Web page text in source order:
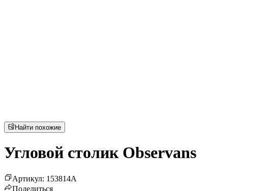
Найти похожие
Угловой столик Observans
Артикул: 153814A
Поделиться